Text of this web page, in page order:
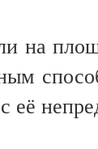
на
её